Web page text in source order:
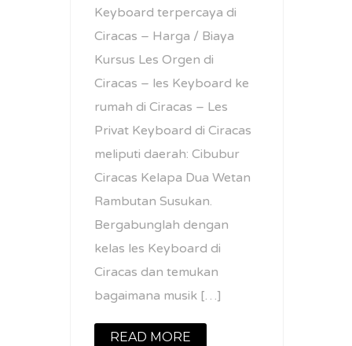
Keyboard terpercaya di
Ciracas – Harga / Biaya
Kursus Les Orgen di
Ciracas – les Keyboard ke
rumah di Ciracas – Les
Privat Keyboard di Ciracas
meliputi daerah: Cibubur
Ciracas Kelapa Dua Wetan
Rambutan Susukan.
Bergabunglah dengan
kelas les Keyboard di
Ciracas dan temukan
bagaimana musik […]
READ MORE